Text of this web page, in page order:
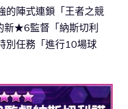
的陣式連鎖「王者之競
新★6監督「納斯切利
別任務「進行10場球